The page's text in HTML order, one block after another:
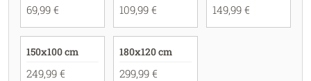
69,99 € 109,99 € 149,99 €
150x100 cm
249,99 €
180x120 cm
299,99 €